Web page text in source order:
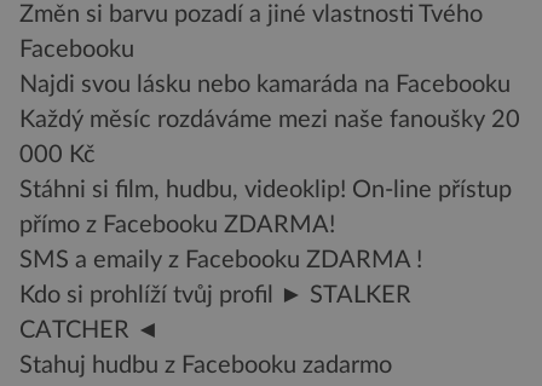
Změn si barvu pozadí a jiné vlastnosti Tvého
Facebooku
Najdi svou lásku nebo kamaráda na Facebooku
Každý měsíc rozdáváme mezi naše fanoušky 20
000 Kč
Stáhni si film, hudbu, videoklip! On-line přístup
přímo z Facebooku ZDARMA!
SMS a emaily z Facebooku ZDARMA !
Kdo si prohlíží tvůj profil ► STALKER
CATCHER ◄
Stahuj hudbu z Facebooku zadarmo